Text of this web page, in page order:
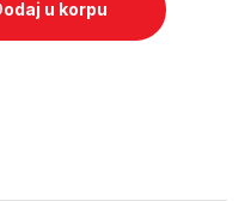
u korpu